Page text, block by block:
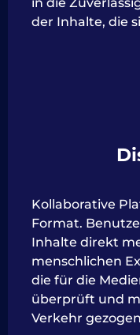
der Inhalte, die
Kollaborative
Format.
Inhalte direkt
menschlichen
die für die
überprüft und
Verkehr